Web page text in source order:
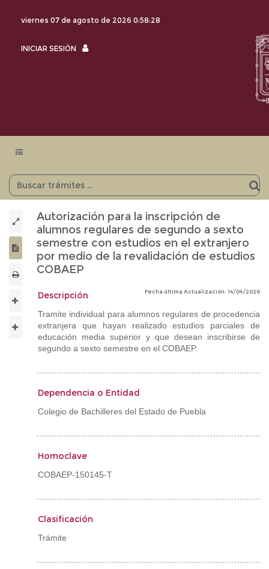
viernes 07 de agosto de 2026 0:58:28
INICIAR SESIÓN
INICIAR
Menu
Autorización para la inscripción de
alumnos regulares de segundo a sexto
semestre con estudios en el extranjero
por medio de la revalidación de estudios
COBAEP
Fecha última Actualización: 14/04/2026
Descripción
Tramite individual para alumnos regulares de procedencia
extranjera que hayan realizado estudios parciales de
educación media superior y que desean inscribirse de
segundo a sexto semestre en el COBAEP.
Dependencia o Entidad
Colegio de Bachilleres del Estado de Puebla
Homoclave
COBAEP-150145-T
Clasificación
Trámite